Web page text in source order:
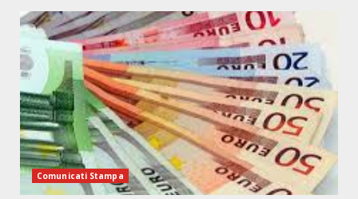
Comunicati Stampa